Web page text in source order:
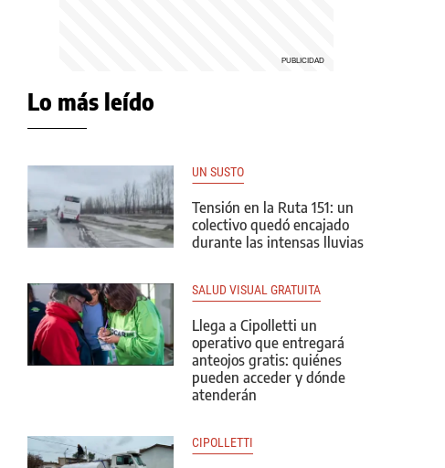
Lo más leído
UN SUSTO
Tensión en la Ruta 151: un
colectivo quedó encajado
durante las intensas lluvias
SALUD VISUAL GRATUITA
Llega a Cipolletti un
operativo que entregará
anteojos gratis: quiénes
pueden acceder y dónde
atenderán
CIPOLLETTI